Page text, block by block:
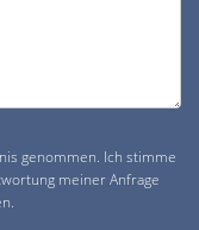
genommen. Ich stimme
meiner Anfrage